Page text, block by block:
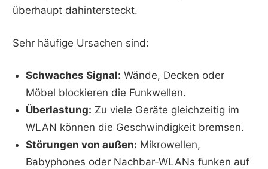
überhaupt dahintersteckt.
Sehr häufige Ursachen sind:
Schwaches Signal: Wände, Decken oder
Möbel blockieren die Funkwellen.
Überlastung: Zu viele Geräte gleichzeitig im
WLAN können die Geschwindigkeit bremsen.
Störungen von außen: Mikrowellen,
Babyphones oder Nachbar-WLANs funken auf